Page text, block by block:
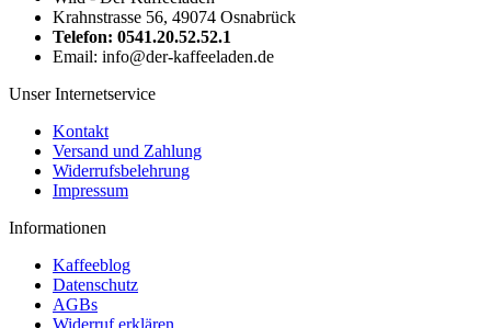
Krahnstrasse 56, 49074 Osnabrück
Telefon: 0541.20.52.52.1
Email: info@der-kaffeeladen.de
Unser Internetservice
Kontakt
Versand und Zahlung
Widerrufsbelehrung
Impressum
Informationen
Kaffeeblog
Datenschutz
AGBs
Widerruf erklären